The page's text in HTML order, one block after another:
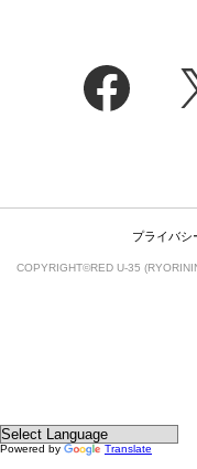
プライバシ
COPYRIGHT©RED U-35
Powered by Translate